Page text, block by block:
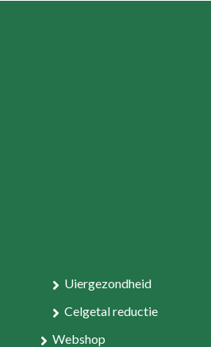
Uiergezondheid
Celgetal reductie
Webshop